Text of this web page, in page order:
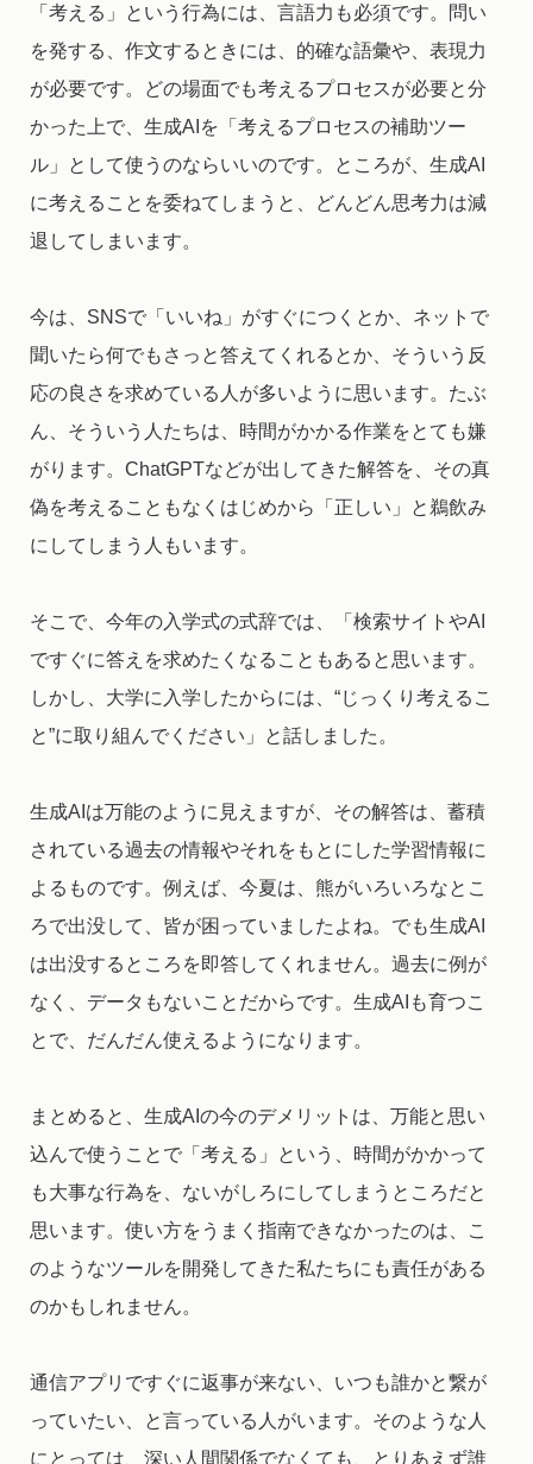
「考える」という行為には、言語力も必須です。問い
を発する、作文するときには、的確な語彙や、表現力
が必要です。どの場面でも考えるプロセスが必要と分
かった上で、生成AIを「考えるプロセスの補助ツー
ル」として使うのならいいのです。ところが、生成AI
に考えることを委ねてしまうと、どんどん思考力は減
退してしまいます。
今は、SNSで「いいね」がすぐにつくとか、ネットで
聞いたら何でもさっと答えてくれるとか、そういう反
応の良さを求めている人が多いように思います。たぶ
ん、そういう人たちは、時間がかかる作業をとても嫌
がります。ChatGPTなどが出してきた解答を、その真
偽を考えることもなくはじめから「正しい」と鵜飲み
にしてしまう人もいます。
そこで、今年の入学式の式辞では、「検索サイトやAI
ですぐに答えを求めたくなることもあると思います。
しかし、大学に入学したからには、“じっくり考えるこ
と”に取り組んでください」と話しました。
生成AIは万能のように見えますが、その解答は、蓄積
されている過去の情報やそれをもとにした学習情報に
よるものです。例えば、今夏は、熊がいろいろなとこ
ろで出没して、皆が困っていましたよね。でも生成AI
は出没するところを即答してくれません。過去に例が
なく、データもないことだからです。生成AIも育つこ
とで、だんだん使えるようになります。
まとめると、生成AIの今のデメリットは、万能と思い
込んで使うことで「考える」という、時間がかかって
も大事な行為を、ないがしろにしてしまうところだと
思います。使い方をうまく指南できなかったのは、こ
のようなツールを開発してきた私たちにも責任がある
のかもしれません。
通信アプリですぐに返事が来ない、いつも誰かと繋が
っていたい、と言っている人がいます。そのような人
にとっては、深い人間関係でなくても、とりあえず誰